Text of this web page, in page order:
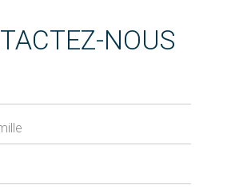
NOUS